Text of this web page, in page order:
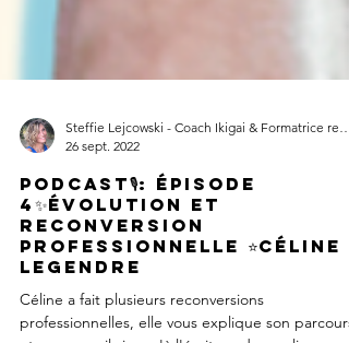
26 sept. 2022
Podcast🎙️: épisode
4✨évolution et
reconversion
professionnelle ⭐Céline
Legendre